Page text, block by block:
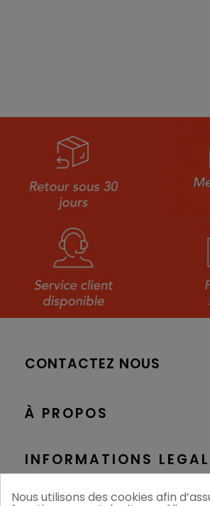
CONTACTEZ NOUS
À PROPOS
INFORMATIONS
Nous utilisons des cookies afin